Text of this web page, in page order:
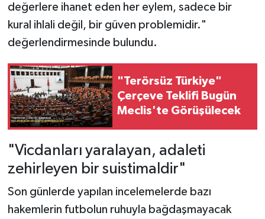
değerlere ihanet eden her eylem, sadece bir
kural ihlali değil, bir güven problemidir."
değerlendirmesinde bulundu.
"Terörsüz Türkiye"
Çerçeve Teklifi Bugün
Meclis'te Görüşülecek
"Vicdanları yaralayan, adaleti
zehirleyen bir suistimaldir"
Son günlerde yapılan incelemelerde bazı
hakemlerin futbolun ruhuyla bağdaşmayacak